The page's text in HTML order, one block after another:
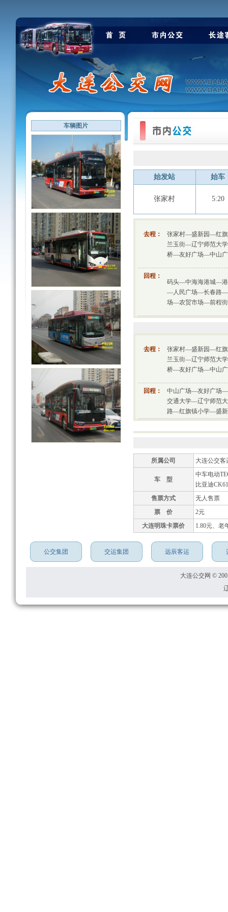
车辆图片
始发站 始车
张家村 5:20
去程：
张家村—盛新园—红
兰玉街—辽宁师范大
桥—友好广场—中山
回程：
码头—中海海港城—
—人民广场—长春路—
场—农贸市场—前程
去程：
张家村—盛新园—红
兰玉街—辽宁师范大
桥—友好广场—中山
回程：
中山广场—友好广场
交通大学—辽宁师范
路—红旗镇小学—盛
所属公司 大连公交客
车 型
中车电动
比亚迪
售票方式
无人售票
票 价
2元
大连明珠卡票价
1.80元、老
公交集团 交运集团 远辰客运
大连公交网 ©